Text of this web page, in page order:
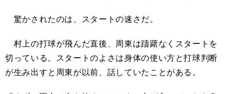
驚かされたのは、スタートの速さだ。
村上の打球が飛んだ直後、周東は躊躇なくスタートを
切っている。スタートのよさは身体の使い方と打球判断
が生み出すと周東が以前、話していたことがある。